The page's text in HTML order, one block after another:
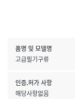
품명 및 모델명
고급필기구류
인증.허가 사항
해당사항없음